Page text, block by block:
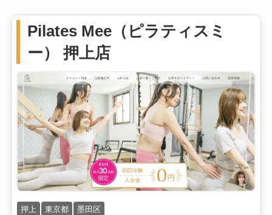
Pilates Mee（ピラティスミ
ー） 押上店
押上 東京都
墨田区